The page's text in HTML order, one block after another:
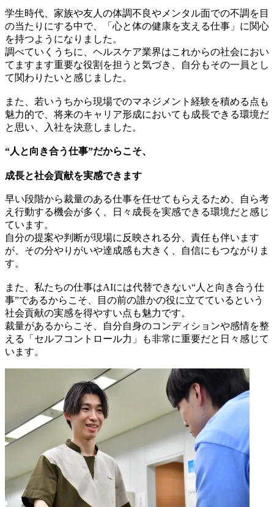
学生時代、家族や友人の体調不良やメンタル面での不調を目
の当たりにする中で、「心と体の健康を支える仕事」に関心
を持つようになりました。
調べていくうちに、ヘルスケア業界はこれからの社会におい
てますます重要な役割を担うと気づき、自分もその一員とし
て関わりたいと感じました。
また、若いうちから現場でのマネジメント経験を積める点も
魅力的で、将来のキャリア形成においても成長できる環境だ
と思い、入社を決意しました。
“人と向き合う仕事”だからこそ、
成長と社会貢献を実感できます
早い段階から裁量のある仕事を任せてもらえるため、自ら考
え行動する機会が多く、日々成長を実感できる環境だと感じ
ています。
自分の提案や判断が現場に反映される分、責任も伴います
が、その分やりがいや達成感も大きく、自信にもつながりま
す。
また、私たちの仕事はAIには代替できない“人と向き合う仕
事”であるからこそ、目の前の誰かの役に立てているという
社会貢献の実感を得やすい点も魅力です。
裁量があるからこそ、自分自身のコンディションや感情を整
える「セルフコントロール力」も非常に重要だと日々感じて
います。